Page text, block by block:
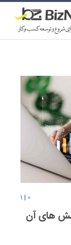
1 | 0
های آن